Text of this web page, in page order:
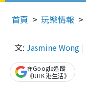
首頁 玩樂情報
文: Jasmine Wong
在Google追蹤
《UHK 港生活》